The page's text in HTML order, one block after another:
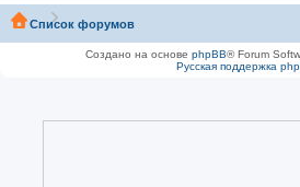
Список форумов
Создано на основе phpBB® Forum
Русская поддержка